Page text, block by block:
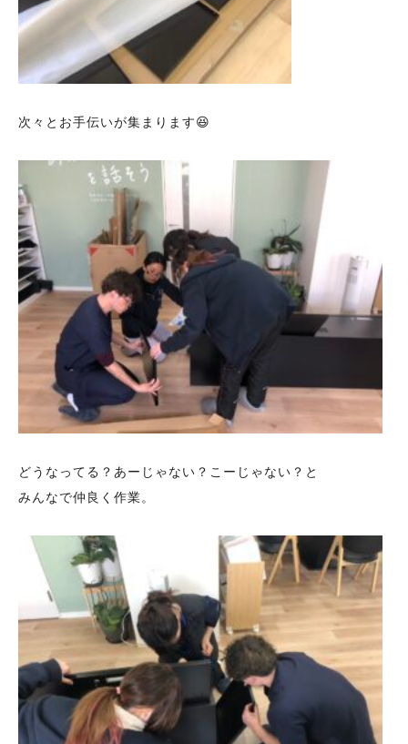
次々とお手伝いが集まります😆
どうなってる？あーじゃない？こーじゃない？と
みんなで仲良く作業。